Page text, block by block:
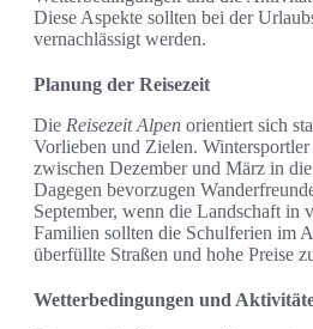
Diese Aspekte sollten bei der
vernachlässigt werden.
Planung der Reisezeit
Die Reisezeit Alpen orientiert sich
Vorlieben und Zielen.
zwischen Dezember und März in
Dagegen bevorzugen
September, wenn die Landschaft in
Familien sollten die Schulferien im
überfüllte Straßen und hohe Preise
Wetterbedingungen und